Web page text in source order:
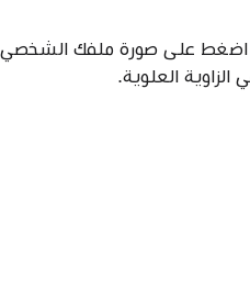
صورة ملفك الشخصي